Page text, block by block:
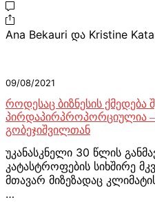
Ana Bekauri და Kristine
09/08/2021
როდესაც ბიზნესის ქმედება
პირდაპირპროპორციულია –
გობეჯიშვილთან
უკანასკნელი 30 წლის
კატასტროფების სიხშირე
მთავარ მიზეზადაც
…